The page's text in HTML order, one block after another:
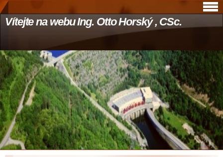
Vítejte na webu Ing. Otto Horský , CSc.